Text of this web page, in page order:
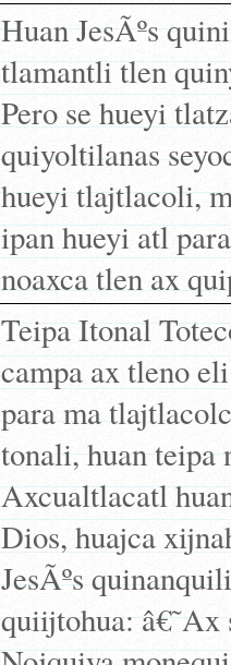
Huan JesÃºs
tlamantli tlen
Pero se hueyi
quiyoltilanas
hueyi tlajtlacoli,
ipan hueyi atl
noaxca tlen ax
Teipa Itonal
campa ax tleno
para ma
tonali, huan teipa
Axcualtlacatl
Dios, huajca
JesÃºs
quiijtohua: â€˜Ax